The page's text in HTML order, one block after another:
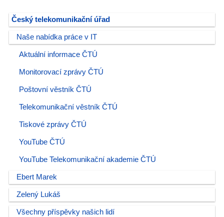
Český telekomunikační úřad
Naše nabídka práce v IT
Aktuální informace ČTÚ
Monitorovací zprávy ČTÚ
Poštovní věstník ČTÚ
Telekomunikační věstník ČTÚ
Tiskové zprávy ČTÚ
YouTube ČTÚ
YouTube Telekomunikační akademie ČTÚ
Ebert Marek
Zelený Lukáš
Všechny příspěvky našich lidí